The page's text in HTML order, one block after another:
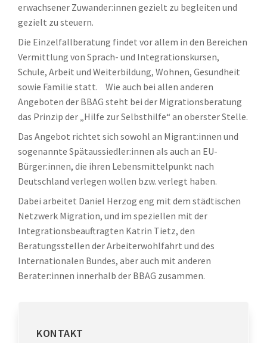
erwachsener Zuwander:innen gezielt zu begleiten und
gezielt zu steuern.
Die Einzelfallberatung findet vor allem in den Bereichen
Vermittlung von Sprach- und Integrationskursen,
Schule, Arbeit und Weiterbildung, Wohnen, Gesundheit
sowie Familie statt. Wie auch bei allen anderen
Angeboten der BBAG steht bei der Migrationsberatung
das Prinzip der „Hilfe zur Selbsthilfe“ an oberster Stelle.
Das Angebot richtet sich sowohl an Migrant:innen und
sogenannte Spätaussiedler:innen als auch an EU-
Bürger:innen, die ihren Lebensmittelpunkt nach
Deutschland verlegen wollen bzw. verlegt haben.
Dabei arbeitet Daniel Herzog eng mit dem städtischen
Netzwerk Migration, und im speziellen mit der
Integrationsbeauftragten Katrin Tietz, den
Beratungsstellen der Arbeiterwohlfahrt und des
Internationalen Bundes, aber auch mit anderen
Berater:innen innerhalb der BBAG zusammen.
KONTAKT